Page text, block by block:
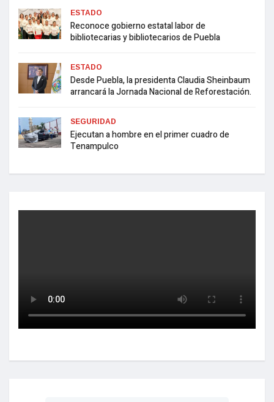
ESTADO
Reconoce gobierno estatal labor de
bibliotecarias y bibliotecarios de Puebla
ESTADO
Desde Puebla, la presidenta Claudia Sheinbaum
arrancará la Jornada Nacional de Reforestación.
SEGURIDAD
Ejecutan a hombre en el primer cuadro de
Tenampulco